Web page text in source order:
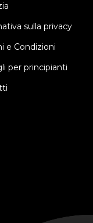
sulla privacy
e Condizioni
per principianti